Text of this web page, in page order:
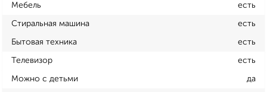
Мебель есть
Стиральная машина есть
Бытовая техника есть
Телевизор есть
Можно с детьми да